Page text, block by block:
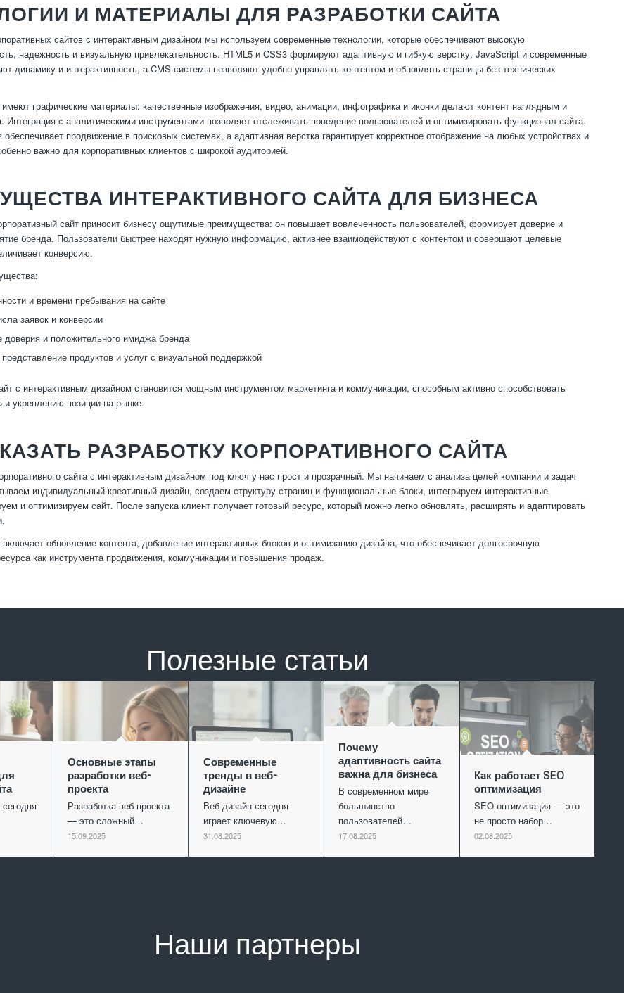
И МАТЕРИАЛЫ ДЛЯ РАЗРАБОТКИ САЙТА
сайтов с интерактивным дизайном мы используем современные технологии, которые обеспечивают высокую
надежность и визуальную привлекательность. HTML5 и CSS3 формируют адаптивную и гибкую верстку, JavaScript и современные
динамику и интерактивность, а CMS-системы позволяют удобно управлять контентом и обновлять страницы без технических
графические материалы: качественные изображения, видео, анимации, инфографика и иконки делают контент наглядным и
с аналитическими инструментами позволяет отслеживать поведение пользователей и оптимизировать функционал сайта.
обеспечивает продвижение в поисковых системах, а адаптивная верстка гарантирует корректное отображение на любых устройствах и
важно для корпоративных клиентов с широкой аудиторией.
ИНТЕРАКТИВНОГО САЙТА ДЛЯ БИЗНЕСА
сайт приносит бизнесу ощутимые преимущества: он повышает вовлеченность пользователей, формирует доверие и
бренда. Пользователи быстрее находят нужную информацию, активнее взаимодействуют с контентом и совершают целевые
конверсию.
и времени пребывания на сайте
заявок и конверсии
доверия и положительного имиджа бренда
продуктов и услуг с визуальной поддержкой
с интерактивным дизайном становится мощным инструментом маркетинга и коммуникации, способным активно способствовать
и укреплению позиции на рынке.
РАЗРАБОТКУ КОРПОРАТИВНОГО САЙТА
сайта с интерактивным дизайном под ключ у нас прост и прозрачный. Мы начинаем с анализа целей компании и задач
индивидуальный креативный дизайн, создаем структуру страниц и функциональные блоки, интегрируем интерактивные
и оптимизируем сайт. После запуска клиент получает готовый ресурс, который можно легко обновлять, расширять и адаптировать
обновление контента, добавление интерактивных блоков и оптимизацию дизайна, что обеспечивает долгосрочную
как инструмента продвижения, коммуникации и повышения продаж.
Полезные статьи
Основные этапы
разработки веб-
проекта
Разработка веб-проекта
— это сложный…
15.09.2025
Современные
тренды в веб-
дизайне
Веб-дизайн сегодня
играет ключевую…
31.08.2025
Почему
адаптивность сайта
важна для бизнеса
В современном мире
большинство
пользователей…
17.08.2025
Как работает SEO
оптимизация
SEO-оптимизация — это
не просто набор…
02.08.2025
Наши партнеры